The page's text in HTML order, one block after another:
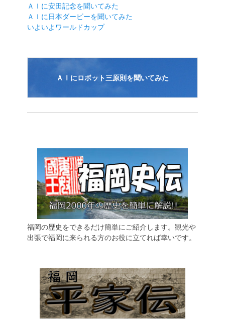
シ
ョ
ン
ＡＩに安田記念を聞いてみた
ＡＩに日本ダービーを聞いてみた
いよいよワールドカップ
ＡＩにロボット三原則を聞いてみた
福岡の歴史をできるだけ簡単にご紹介します。観光や
出張で福岡に来られる方のお役に立てれば幸いです。